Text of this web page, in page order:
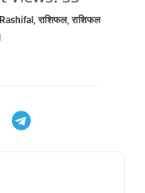
, राशिफल, राशिफल